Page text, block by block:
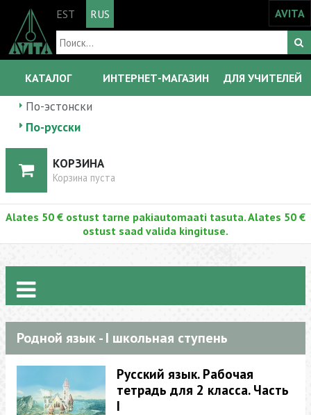
EST RUS AVITA
КАТАЛОГ ИНТЕРНЕТ-МАГАЗИН ДЛЯ УЧИТЕЛЕЙ
По-эстонски
По-русски
КОРЗИНА
Корзина пуста
Alates 50 € ostust tarne pakiautomaati tasuta. Alates 50 €
ostust saad valida kingituse.
Родной язык - I школьная ступень
Русский язык. Рабочая
тетрадь для 2 класса. Часть
I